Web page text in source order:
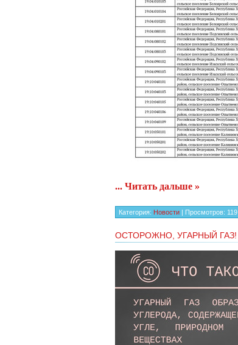
... Читать дальше »
Категория: Новости | Просмотров: 119
ОСТОРОЖНО, УГАРНЫЙ ГАЗ!